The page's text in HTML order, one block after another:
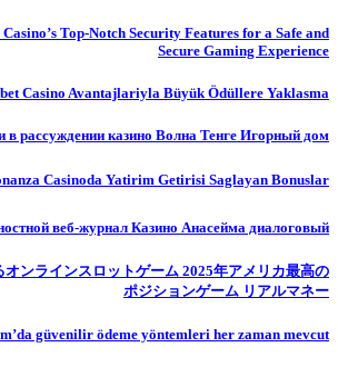
Top-Notch Security Features for a Safe and
Secure Gaming Experience
Casino Avantajlariyla Büyük Ödüllere Yaklasma
в рассуждении казино Волна Тенге Игорный дом
Casinoda Yatirim Getirisi Saglayan Bonuslar
веб-журнал Казино Анасейма диалоговый
オンラインスロットゲーム 2025年アメリカ最高の
ポジションゲーム リアルマネー
güvenilir ödeme yöntemleri her zaman mevcut